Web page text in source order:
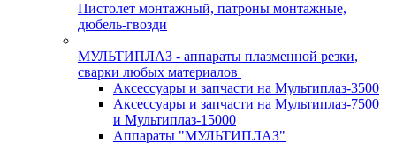
Пистолет монтажный, патроны монтажные,
дюбель-гвозди
МУЛЬТИПЛАЗ - аппараты плазменной резки,
сварки любых материалов
Аксессуары и запчасти на Мультиплаз-3500
Аксессуары и запчасти на Мультиплаз-7500
и Мультиплаз-15000
Аппараты "МУЛЬТИПЛАЗ"